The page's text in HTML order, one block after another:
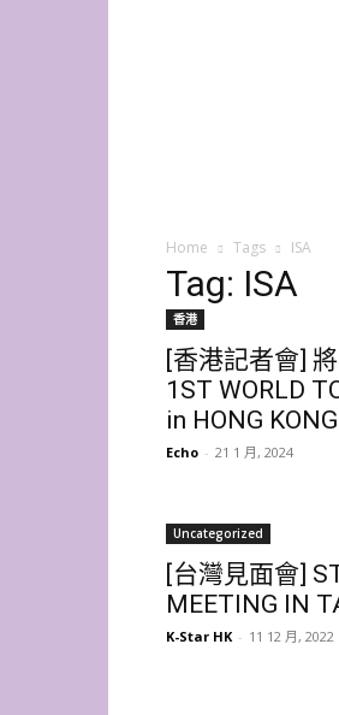
Home Tags ISA
Tag: ISA
香港
[香港記者會]
1ST WORLD
in HONG
Echo - 21 1 月, 2024
Uncategorized
[台灣見面會]
MEETING IN
K-Star HK - 11 12 月, 2022